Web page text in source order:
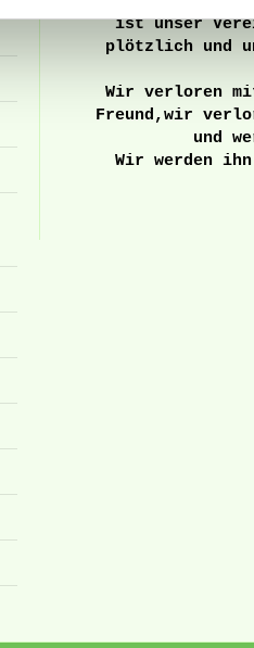
ist unser
plötzlich und
Wir verloren
Freund,wir
und
Wir werden